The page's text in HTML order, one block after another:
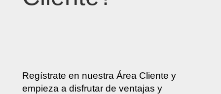
Regístrate en nuestra Área Cliente y
empieza a disfrutar de ventajas y